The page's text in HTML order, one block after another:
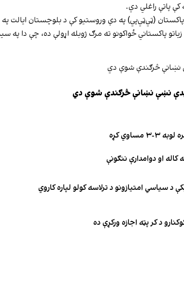
پاتې راغلي دي.
(ټي‌ټي‌پي) په دې وروستیو کې د بلوچستان
نښې نښانې څرګندې شوې دي
کړه
د سیاسي امتیازونو د ترلاسه کولو لپاره کاروي
د کر پټه اجازه ورکړې ده